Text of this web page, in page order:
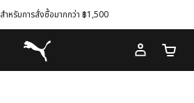
สำหรับการสั่งซื้อมากกว่า ฿1,500
Puma โฮม
จำนว